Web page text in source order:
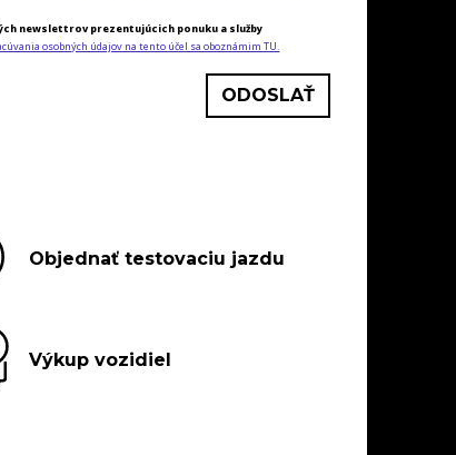
newslettrov prezentujúcich ponuku a služby
osobných údajov na tento účel sa oboznámim TU.
Objednať testovaciu jazdu
Výkup vozidiel